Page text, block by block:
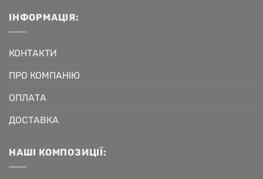
ІНФОРМАЦІЯ:
КОНТАКТИ
ПРО КОМПАНІЮ
ОПЛАТА
ДОСТАВКА
НАШІ КОМПОЗИЦІЇ: